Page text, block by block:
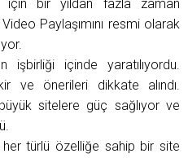
bir yıldan fazla zaman
Paylaşımını resmi olarak
işbirliği içinde yaratılıyordu.
ve önerileri dikkate alındı.
büyük sitelere güç sağlıyor ve
her türlü özelliğe sahip bir site